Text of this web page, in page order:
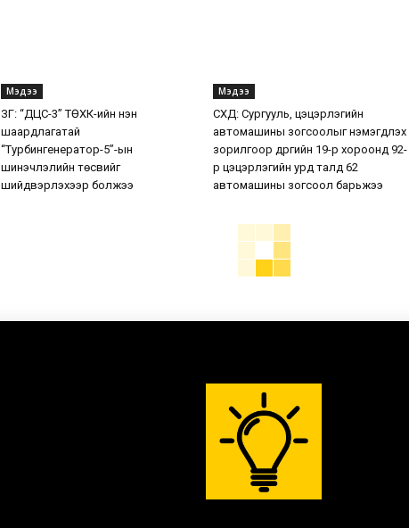
Мэдээ
ЗГ: “ДЦС-3” ТӨХК-ийн нэн
шаардлагатай
“Турбингенератор-5”-ын
шинэчлэлийн төсвийг
шийдвэрлэхээр болжээ
Мэдээ
СХД: Сургууль, цэцэрлэгийн
автомашины зогсоолыг нэмэгдүүлэх
зорилгоор дүүргийн 19-р хороонд 92-
р цэцэрлэгийн урд талд 62
автомашины зогсоол барьжээ